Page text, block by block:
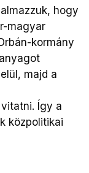
hogy
magyar
kormány
majd a
Így a
közpolitikai